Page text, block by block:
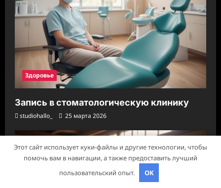
Здоровье
Запись в стоматологическую клинику
studiohallo_ 25 марта 2026
Этот сайт использует куки-файлы и другие технологии, чтобы
помочь вам в навигации, а также предоставить лучший
пользовательский опыт.
OK